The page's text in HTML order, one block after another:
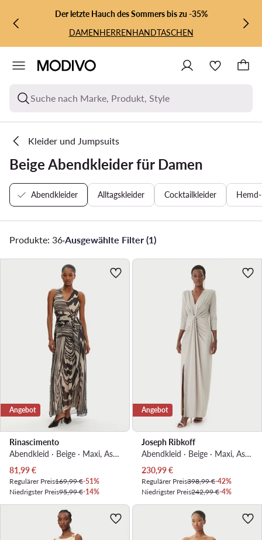
ZUM HAUPTINHALT SPRINGEN
ZUR SUCHEDer letzte Hauch des Sommers bis zu -35%
DAMENHERRENHANDTASCHEN
Suche nach Marke, Produkt, Style
Kleider und Jumpsuits
Beige Abendkleider für Damen
Abendkleider Alltagskleider Cocktailkleider
Produkte: 36·Ausgewählte Filter (1)
Angebot
Rinascimento
Abendkleid · Beige · Maxi, Asymmetrisch
Aktueller Preis
81,99€
Regulärer Preis169,99 €-51%
Niedrigster Preis95,99 €-14%
Angebot
Joseph Ribkoff
Abendkleid · Beige · Maxi, Asymmetrisch
Aktueller Preis
230,99€
Regulärer Preis398,99 €-42%
Niedrigster Preis242,99 €-4%